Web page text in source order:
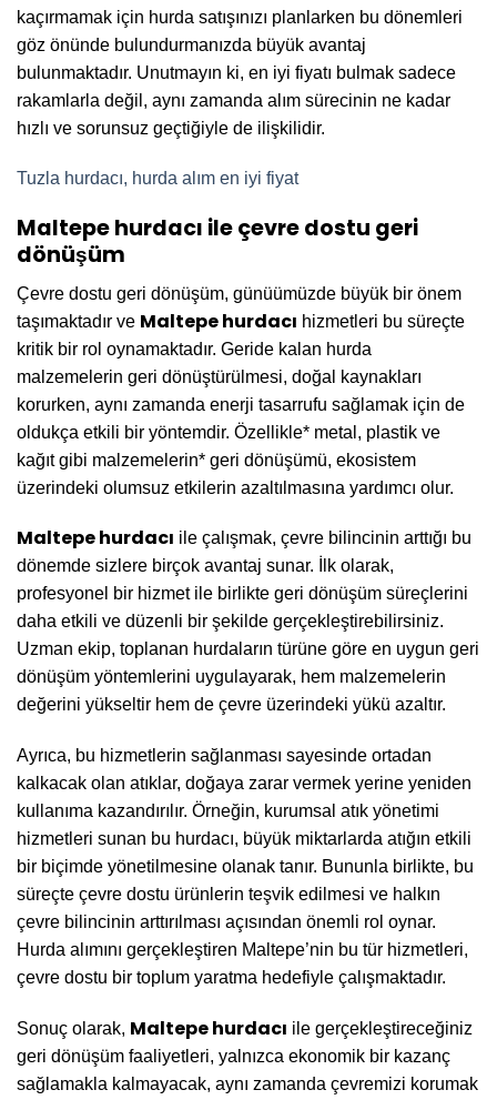
kaçırmamak için hurda satışınızı planlarken bu dönemleri
göz önünde bulundurmanızda büyük avantaj
bulunmaktadır. Unutmayın ki, en iyi fiyatı bulmak sadece
rakamlarla değil, aynı zamanda alım sürecinin ne kadar
hızlı ve sorunsuz geçtiğiyle de ilişkilidir.
Tuzla hurdacı, hurda alım en iyi fiyat
Maltepe hurdacı ile çevre dostu geri
dönüşüm
Çevre dostu geri dönüşüm, günüümüzde büyük bir önem
taşımaktadır ve Maltepe hurdacı hizmetleri bu süreçte
kritik bir rol oynamaktadır. Geride kalan hurda
malzemelerin geri dönüştürülmesi, doğal kaynakları
korurken, aynı zamanda enerji tasarrufu sağlamak için de
oldukça etkili bir yöntemdir. Özellikle* metal, plastik ve
kağıt gibi malzemelerin* geri dönüşümü, ekosistem
üzerindeki olumsuz etkilerin azaltılmasına yardımcı olur.
Maltepe hurdacı ile çalışmak, çevre bilincinin arttığı bu
dönemde sizlere birçok avantaj sunar. İlk olarak,
profesyonel bir hizmet ile birlikte geri dönüşüm süreçlerini
daha etkili ve düzenli bir şekilde gerçekleştirebilirsiniz.
Uzman ekip, toplanan hurdaların türüne göre en uygun geri
dönüşüm yöntemlerini uygulayarak, hem malzemelerin
değerini yükseltir hem de çevre üzerindeki yükü azaltır.
Ayrıca, bu hizmetlerin sağlanması sayesinde ortadan
kalkacak olan atıklar, doğaya zarar vermek yerine yeniden
kullanıma kazandırılır. Örneğin, kurumsal atık yönetimi
hizmetleri sunan bu hurdacı, büyük miktarlarda atığın etkili
bir biçimde yönetilmesine olanak tanır. Bununla birlikte, bu
süreçte çevre dostu ürünlerin teşvik edilmesi ve halkın
çevre bilincinin arttırılması açısından önemli rol oynar.
Hurda alımını gerçekleştiren Maltepe’nin bu tür hizmetleri,
çevre dostu bir toplum yaratma hedefiyle çalışmaktadır.
Sonuç olarak, Maltepe hurdacı ile gerçekleştireceğiniz
geri dönüşüm faaliyetleri, yalnızca ekonomik bir kazanç
sağlamakla kalmayacak, aynı zamanda çevremizi korumak